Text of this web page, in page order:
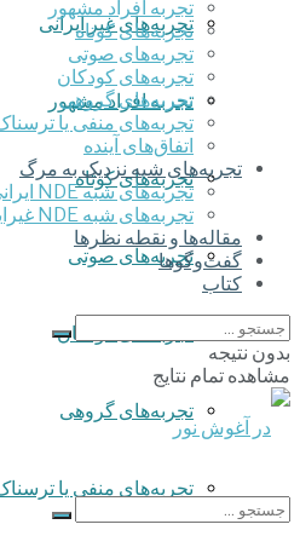
تجربه‌های غیر ایرانی
تجربه افراد مشهور
تجربه‌های کوتاه
تجربه‌های صوتی
تجربه‌های کودکان
تجربه‌های گروهی
‌تجربه‌های منفی یا
تجربه افراد مشهور
تجربه‌های کوتاه
تجربه‌های صوتی
تجربه‌های کودکان
تجربه‌های گروهی
‌تجربه‌های منفی یا
اتفاق‌های آینده
تجربه‌های شبه نزدیک به مرگ
تجربه‌های شبه NDE ایرانی
تجربه‌های شبه NDE غیرایرانی
مقاله‌ها و نقطه نظرها
گفت‌وگوها
کتاب
بدون نتیجه
مشاهده تمام نتایج